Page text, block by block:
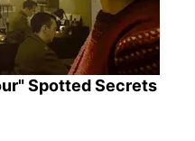
Spotted Secrets